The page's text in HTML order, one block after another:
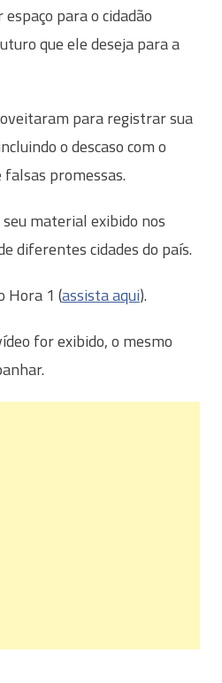
para o cidadão
que ele deseja para a
para registrar sua
o descaso com o
promessas.
material exibido nos
diferentes cidades do país.
Hora 1 (assista aqui).
for exibido, o mesmo